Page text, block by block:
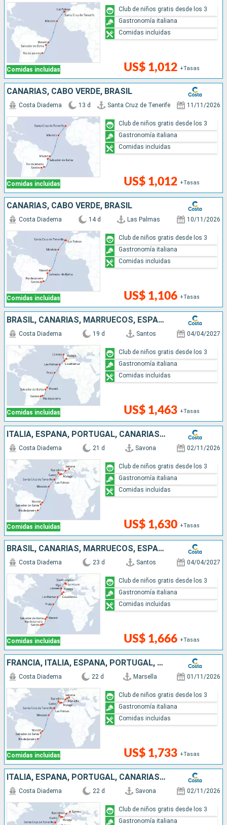
Comidas incluidas US$ 1,012 +Tasas
Club de niños gratis desde los 3
Gastronomía italiana
Comidas incluidas
CANARIAS, CABO VERDE, BRASIL
Comidas incluidas
Costa Diadema 13 d Santa Cruz de Tenerife 11/11/2026
US$ 1,012 +Tasas
Club de niños gratis desde los 3
Gastronomía italiana
Comidas incluidas
CANARIAS, CABO VERDE, BRASIL
Comidas incluidas
Costa Diadema 14 d Las Palmas 10/11/2026
US$ 1,106 +Tasas
Club de niños gratis desde los 3
Gastronomía italiana
Comidas incluidas
BRASIL, CANARIAS, MARRUECOS, ESPAÑA, PORTUGAL
Comidas incluidas
Costa Diadema 19 d Santos 04/04/2027
US$ 1,463 +Tasas
Club de niños gratis desde los 3
Gastronomía italiana
Comidas incluidas
ITALIA, ESPAÑA, PORTUGAL, CANARIAS, CABO VERDE, BRASIL
Comidas incluidas
Costa Diadema 21 d Savona 02/11/2026
US$ 1,630 +Tasas
Club de niños gratis desde los 3
Gastronomía italiana
Comidas incluidas
BRASIL, CANARIAS, MARRUECOS, ESPAÑA, PORTUGAL, FRANCIA, GRAN BRETAÑA
Comidas incluidas
Costa Diadema 23 d Santos 04/04/2027
US$ 1,666 +Tasas
Club de niños gratis desde los 3
Gastronomía italiana
Comidas incluidas
FRANCIA, ITALIA, ESPAÑA, PORTUGAL, CANARIAS, CABO VERDE, BRASIL
Comidas incluidas
Costa Diadema 22 d Marsella 01/11/2026
US$ 1,733 +Tasas
Club de niños gratis desde los 3
Gastronomía italiana
Comidas incluidas
ITALIA, ESPAÑA, PORTUGAL, CANARIAS, CABO VERDE, BRASIL
Costa Diadema 22 d Savona 02/11/2026
Club de niños gratis desde los 3
Gastronomía italiana